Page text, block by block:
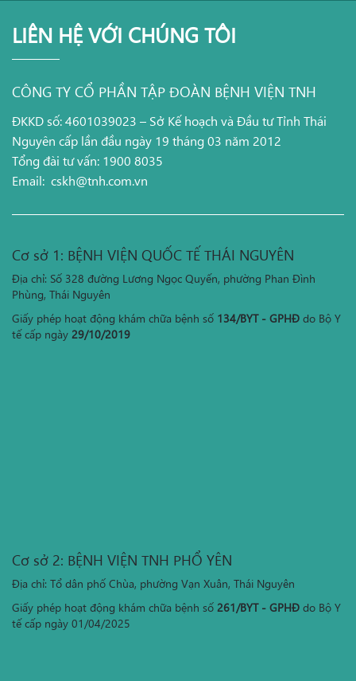
LIÊN HỆ VỚI CHÚNG TÔI
CÔNG TY CỔ PHẦN TẬP ĐOÀN BỆNH VIỆN TNH
ĐKKD số: 4601039023 – Sở Kế hoạch và Đầu tư Tỉnh Thái
Nguyên cấp lần đầu ngày 19 tháng 03 năm 2012
Tổng đài tư vấn: 1900 8035
Email: cskh@tnh.com.vn
Cơ sở 1: BỆNH VIỆN QUỐC TẾ THÁI NGUYÊN
Địa chỉ: Số 328 đường Lương Ngọc Quyến, phường Phan Đình
Phùng, Thái Nguyên
Giấy phép hoạt động khám chữa bệnh số 134/BYT - GPHĐ do Bộ Y
tế cấp ngày 29/10/2019
Cơ sở 2: BỆNH VIỆN TNH PHỔ YÊN
Địa chỉ: Tổ dân phố Chùa, phường Vạn Xuân, Thái Nguyên
Giấy phép hoạt động khám chữa bệnh số 261/BYT - GPHĐ do Bộ Y
tế cấp ngày 01/04/2025